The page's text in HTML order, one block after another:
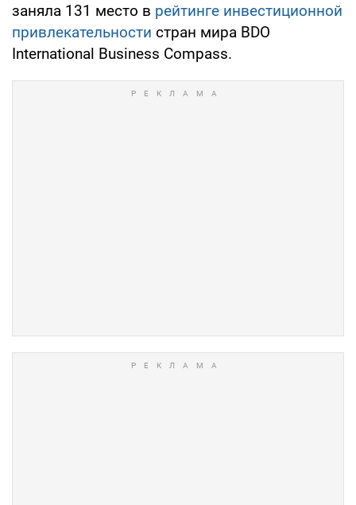
заняла 131 место в рейтинге инвестиционной
привлекательности стран мира BDO
International Business Compass.